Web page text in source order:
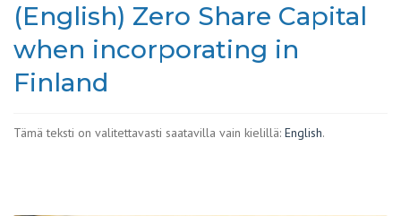
(English) Zero Share Capital
when incorporating in
Finland
Tämä teksti on valitettavasti saatavilla vain kielillä: English.